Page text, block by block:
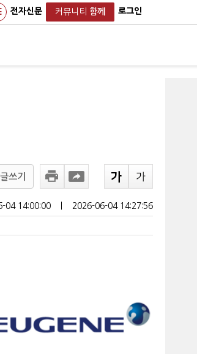
전자신문 커뮤니티 함께 로그인
쓰기
04 14:00:00 2026-06-04 14:27:56